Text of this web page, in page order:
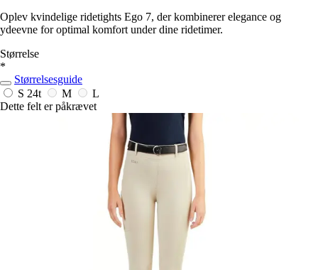
Oplev kvindelige ridetights Ego 7, der kombinerer elegance og
ydeevne for optimal komfort under dine ridetimer.
Størrelse
*
Størrelsesguide
S 24t M
L
Dette felt er påkrævet